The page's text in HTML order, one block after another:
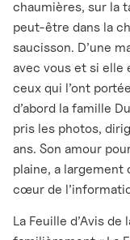
chaumières, sur la
peut-être dans la
saucisson. D’une
avec vous et si elle
ceux qui l’ont
d’abord la famille
pris les photos,
ans. Son amour
plaine, a largement
cœur de
La Feuille d’Avis